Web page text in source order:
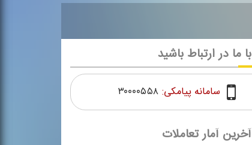
با ما در ارتباط باشید
سامانه پیامکی: ۳۰۰۰۰۵۵۸
آخرین آمار تعاملات